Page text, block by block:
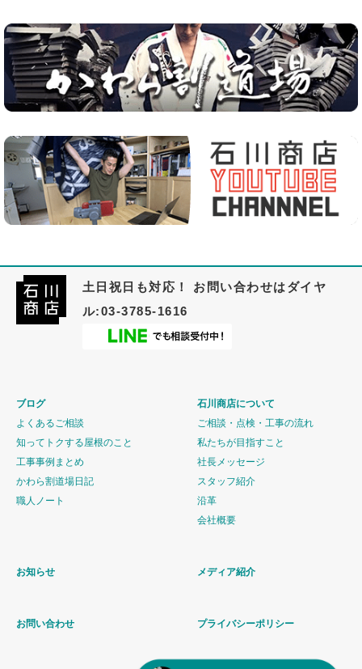
土日祝日も対応！ お問い合わせはダイヤ
ル:03-3785-1616
ブログ
よくあるご相談
知ってトクする屋根のこと
工事事例まとめ
かわら割道場日記
職人ノート
石川商店について
ご相談・点検・工事の流れ
私たちが目指すこと
社長メッセージ
スタッフ紹介
沿革
会社概要
お知らせ メディア紹介
お問い合わせ プライバシーポリシー